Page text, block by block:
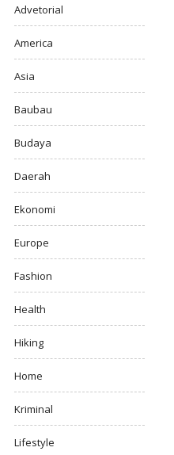
Advetorial
America
Asia
Baubau
Budaya
Daerah
Ekonomi
Europe
Fashion
Health
Hiking
Home
Kriminal
Lifestyle